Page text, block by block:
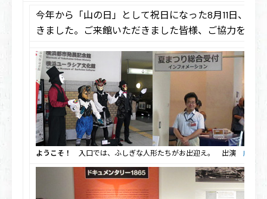
今年から「山の日」として祝日になった8月11日、
きました。ご来館いただきました皆様、ご協力を賜
ようこそ！ 入口では、ふしぎな人形たちがお出迎え。 出演 劇団東